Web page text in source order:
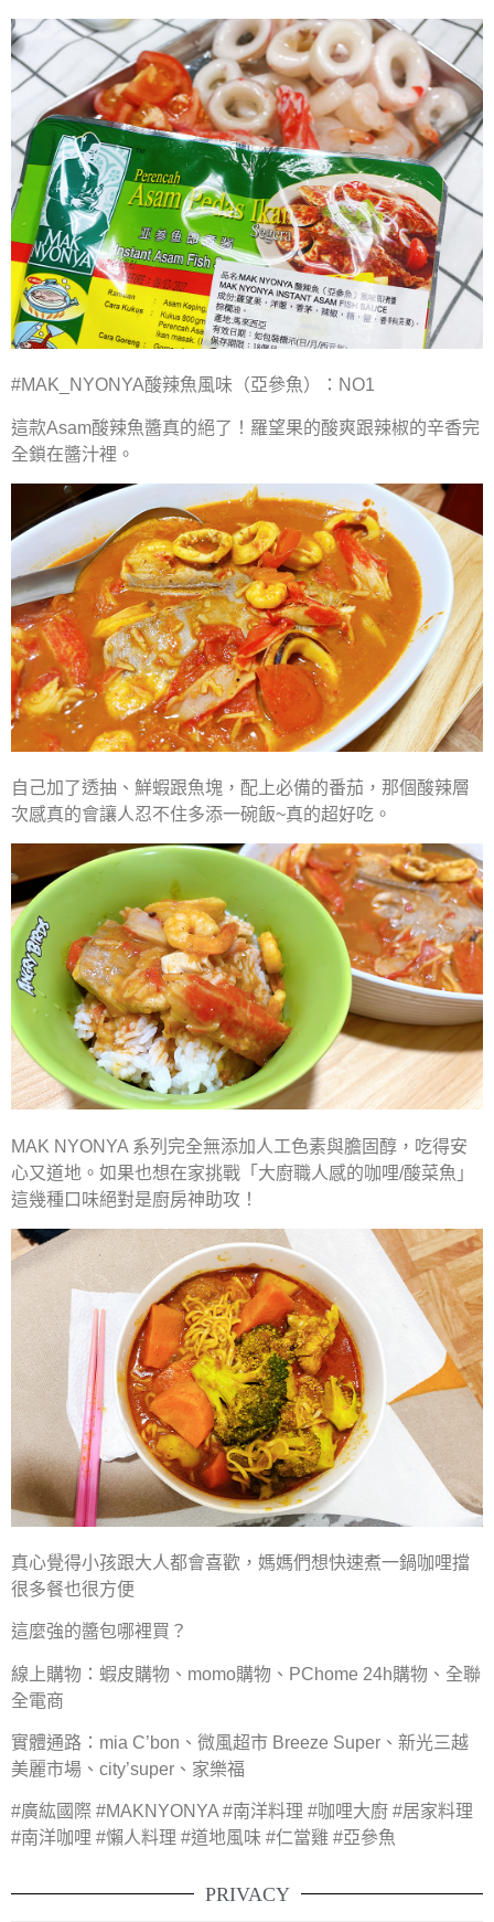
#MAK_NYONYA酸辣魚風味（亞參魚）：NO1
這款Asam酸辣魚醬真的絕了！羅望果的酸爽跟辣椒的辛香完
全鎖在醬汁裡。
自己加了透抽、鮮蝦跟魚塊，配上必備的番茄，那個酸辣層
次感真的會讓人忍不住多添一碗飯~真的超好吃。
MAK NYONYA 系列完全無添加人工色素與膽固醇，吃得安
心又道地。如果也想在家挑戰「大廚職人感的咖哩/酸菜魚」
這幾種口味絕對是廚房神助攻！
真心覺得小孩跟大人都會喜歡，媽媽們想快速煮一鍋咖哩擋
很多餐也很方便
這麼強的醬包哪裡買？
線上購物：蝦皮購物、momo購物、PChome 24h購物、全聯
全電商
實體通路：mia C’bon、微風超市 Breeze Super、新光三越
美麗市場、city’super、家樂福
#廣紘國際 #MAKNYONYA #南洋料理 #咖哩大廚 #居家料理
#南洋咖哩 #懶人料理 #道地風味 #仁當雞 #亞參魚
PRIVACY